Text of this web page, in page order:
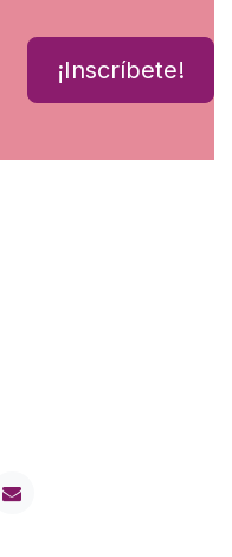
¡Inscríbete!